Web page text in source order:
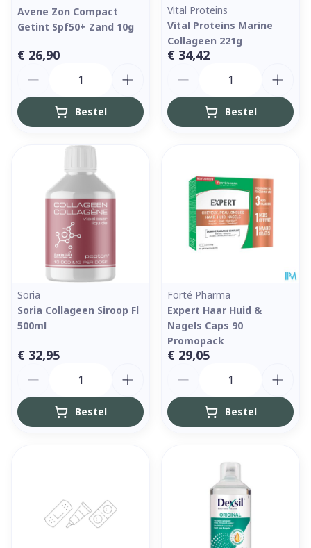
Avene Zon Compact
Getint Spf50+ Zand 10g
€ 26,90
Bestel
Vital Proteins
Vital Proteins Marine
Collageen 221g
€ 34,42
Bestel
Soria
Soria Collageen Siroop Fl
500ml
€ 32,95
Bestel
Forté Pharma
Expert Haar Huid &
Nagels Caps 90
Promopack
€ 29,05
Bestel